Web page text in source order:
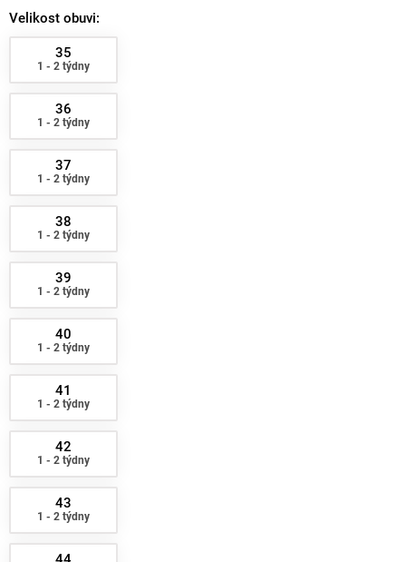
Velikost obuvi:
35
1 - 2 týdny
36
1 - 2 týdny
37
1 - 2 týdny
38
1 - 2 týdny
39
1 - 2 týdny
40
1 - 2 týdny
41
1 - 2 týdny
42
1 - 2 týdny
43
1 - 2 týdny